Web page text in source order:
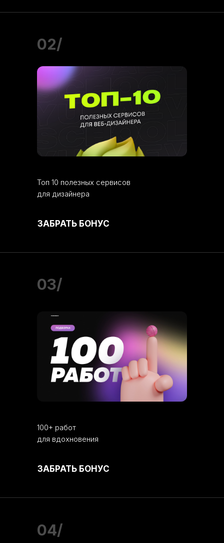
Топ 10 полезных сервисов
для дизайнера
02/
ЗАБРАТЬ БОНУС
100+ работ
для вдохновения
03/
ЗАБРАТЬ БОНУС
04/